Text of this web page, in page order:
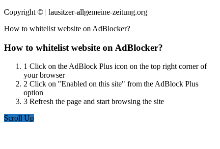
Copyright © | lausitzer-allgemeine-zeitung.org
How to whitelist website on AdBlocker?
How to whitelist website on AdBlocker?
1 Click on the AdBlock Plus icon on the top right corner of
your browser
2 Click on "Enabled on this site" from the AdBlock Plus
option
3 Refresh the page and start browsing the site
Scroll Up